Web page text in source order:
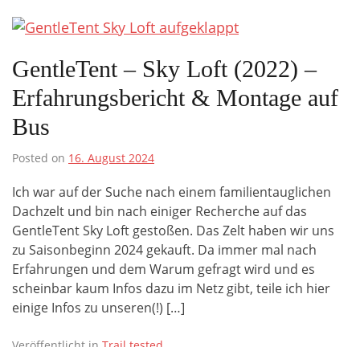
GentleTent – Sky Loft (2022) –
Erfahrungsbericht & Montage auf
Bus
Posted on 16. August 2024
Ich war auf der Suche nach einem familientauglichen
Dachzelt und bin nach einiger Recherche auf das
GentleTent Sky Loft gestoßen. Das Zelt haben wir uns
zu Saisonbeginn 2024 gekauft. Da immer mal nach
Erfahrungen und dem Warum gefragt wird und es
scheinbar kaum Infos dazu im Netz gibt, teile ich hier
einige Infos zu unseren(!) […]